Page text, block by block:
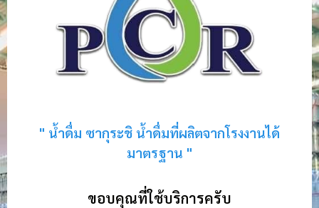
" น้ำดื่ม ซากุระชิ น้ำดื่มที่ผลิตจากโรงงานได้
มาตรฐาน "
ขอบคุณที่ใช้บริการครับ